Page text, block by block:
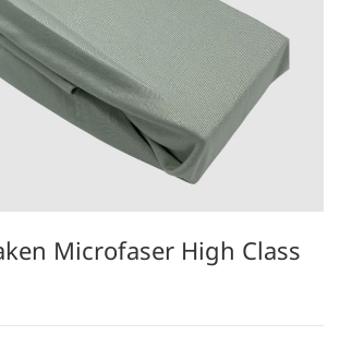
Microfaser High Class